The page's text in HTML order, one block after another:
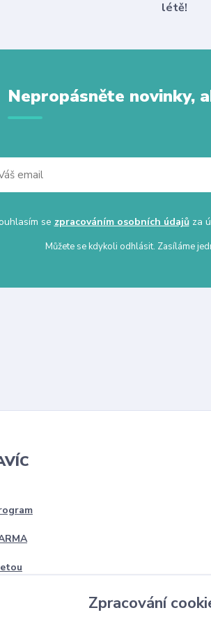
létě!
Nepropásněte novinky,
se zpracováním osobních údajůza
Můžete se kdykoli odhlásit. Zasíláme
Zpracování